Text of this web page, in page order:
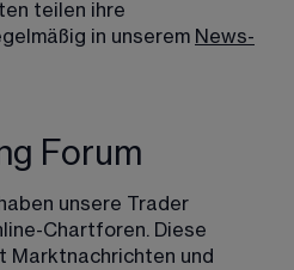
teilen ihre
in unserem News-
Forum
unsere Trader
Chartforen. Diese
Marktnachrichten und